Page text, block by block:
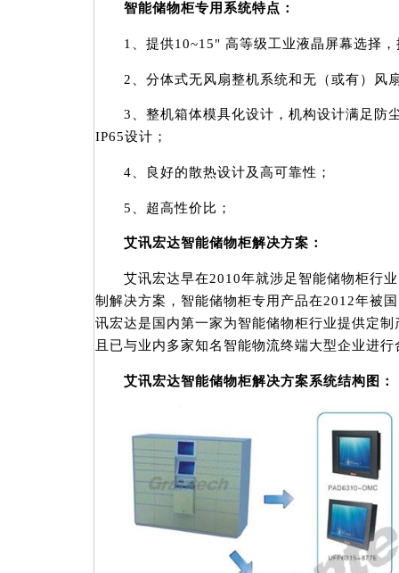
智能储物柜专用系统特点：
1、提供10~15" 高等级工业液晶屏幕选择，
2、分体式无风扇整机系统和无（或有）风
3、整机箱体模具化设计，机构设计满足防
IP65设计；
4、良好的散热设计及高可靠性；
5、超高性价比；
艾讯宏达智能储物柜解决方案：
艾讯宏达早在2010年就涉足智能储物柜行业
制解决方案，智能储物柜专用产品在2012年被
讯宏达是国内第一家为智能储物柜行业提供定
且已与业内多家知名智能物流终端大型企业
艾讯宏达智能储物柜解决方案系统结构图：